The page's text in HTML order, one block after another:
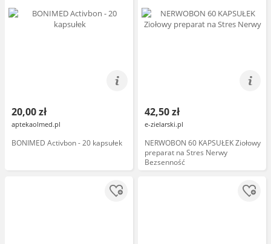
20,00 zł
aptekaolmed.pl
BONIMED Activbon - 20 kapsułek
42,50 zł
e-zielarski.pl
NERWOBON 60 KAPSUŁEK Ziołowy
preparat na Stres Nerwy
Bezsenność